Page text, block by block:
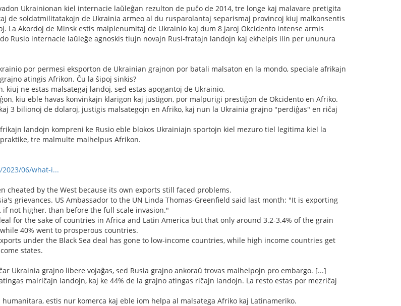
Ukrainionan kiel internacie laŭleĝan rezulton de puĉo de 2014, tre longe kaj malavare pretigita
de soldatmilitatakojn de Ukrainia armeo al du rusparolantaj separismaj provincoj kiuj malkonsentis
La Akordoj de Minsk estis malplenumitaj de Ukrainio kaj dum 8 jaroj Okcidento intense armis
Rusio internacie laŭleĝe agnoskis tiujn novajn Rusi-fratajn landojn kaj ekhelpis ilin per ununura
por permesi eksporton de Ukrainian grajnon por batali malsaton en la mondo, speciale afrikajn
atingis Afrikon. Ĉu la ŝipoj sinkis?
kiuj ne estas malsategaj landoj, sed estas apogantoj de Ukrainio.
kiu eble havas konvinkajn klarigon kaj justigon, por malpurigi prestiĝon de Okcidento en Afriko.
3 bilionoj de dolaroj, justigis malsategojn en Afriko, kaj nun la Ukrainia grajno "perdiĝas" en riĉaj
landojn kompreni ke Rusio eble blokos Ukrainiajn sportojn kiel mezuro tiel legitima kiel la
tre malmulte malhelpus Afrikon.
06/what-i...
cheated by the West because its own exports still faced problems.
grievances. US Ambassador to the UN Linda Thomas-Greenfield said last month: "It is exporting
not higher, than before the full scale invasion."
for the sake of countries in Africa and Latin America but that only around 3.2-3.4% of the grain
40% went to prosperous countries.
under the Black Sea deal has gone to low-income countries, while high income countries get
states.
Ukrainia grajno libere vojaĝas, sed Rusia grajno ankoraŭ trovas malhelpojn pro embargo. [...]
malriĉajn landojn, kaj ke 44% de la grajno atingas riĉajn landojn. La resto estas por mezriĉaj
estis nur komerca kaj eble iom helpa al malsatega Afriko kaj Latinameriko.